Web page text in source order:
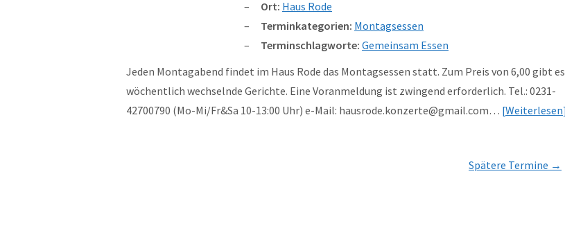
Ort: Haus Rode
Terminkategorien: Montagsessen
Terminschlagworte: Gemeinsam Essen
Jeden Montagabend findet im Haus Rode das Montagsessen statt. Zum Preis von 6,00 gibt es
wöchentlich wechselnde Gerichte. Eine Voranmeldung ist zwingend erforderlich. Tel.: 0231-
42700790 (Mo-Mi/Fr&Sa 10-13:00 Uhr) e-Mail: hausrode.konzerte@gmail.com… Weiterlesen
Spätere Termine →